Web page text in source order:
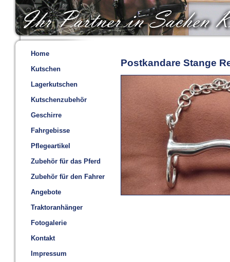
Home
Kutschen
Lagerkutschen
Kutschenzubehör
Geschirre
Fahrgebisse
Pflegeartikel
Zubehör für das Pferd
Zubehör für den Fahrer
Angebote
Traktoranhänger
Fotogalerie
Kontakt
Impressum
Postkandare Stange